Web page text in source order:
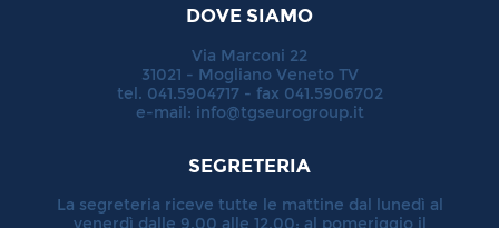
DOVE SIAMO
Via Marconi 22
31021 - Mogliano Veneto TV
tel. 041.5904717 - fax 041.5906702
e-mail: info@tgseurogroup.it
SEGRETERIA
La segreteria riceve tutte le mattine dal lunedì al